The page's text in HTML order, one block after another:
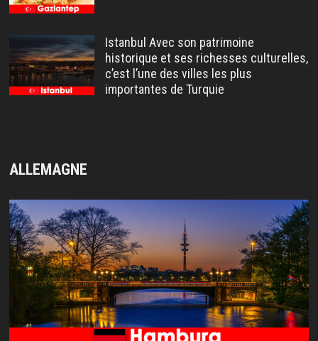
Istanbul Avec son patrimoine
historique et ses richesses culturelles,
c’est l’une des villes les plus
importantes de Turquie
ALLEMAGNE